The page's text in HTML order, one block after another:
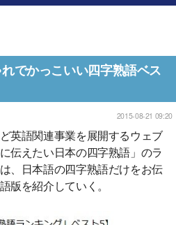
でかっこいい四字熟語ベス
2015-08-21 09:20
英語関連事業を展開するウェブ
伝えたい日本の四字熟語」のラ
、日本語の四字熟語だけをお伝
版を紹介していく。